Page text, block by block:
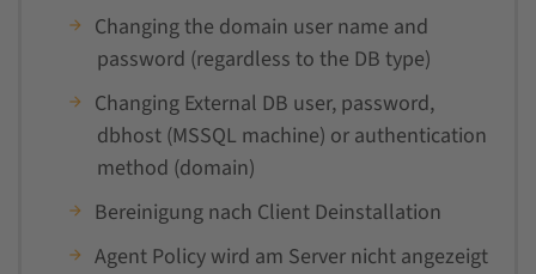
Changing the domain user name and
password (regardless to the DB type)
Changing External DB user, password,
dbhost (MSSQL machine) or authentication
method (domain)
Bereinigung nach Client Deinstallation
Agent Policy wird am Server nicht angezeigt